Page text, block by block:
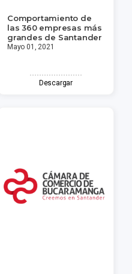
Comportamiento de
las 360 empresas más
grandes de Santander
Mayo 01, 2021
Descargar